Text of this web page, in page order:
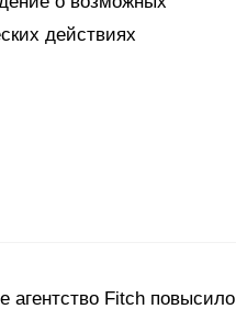
действиях
агентство Fitch повысило